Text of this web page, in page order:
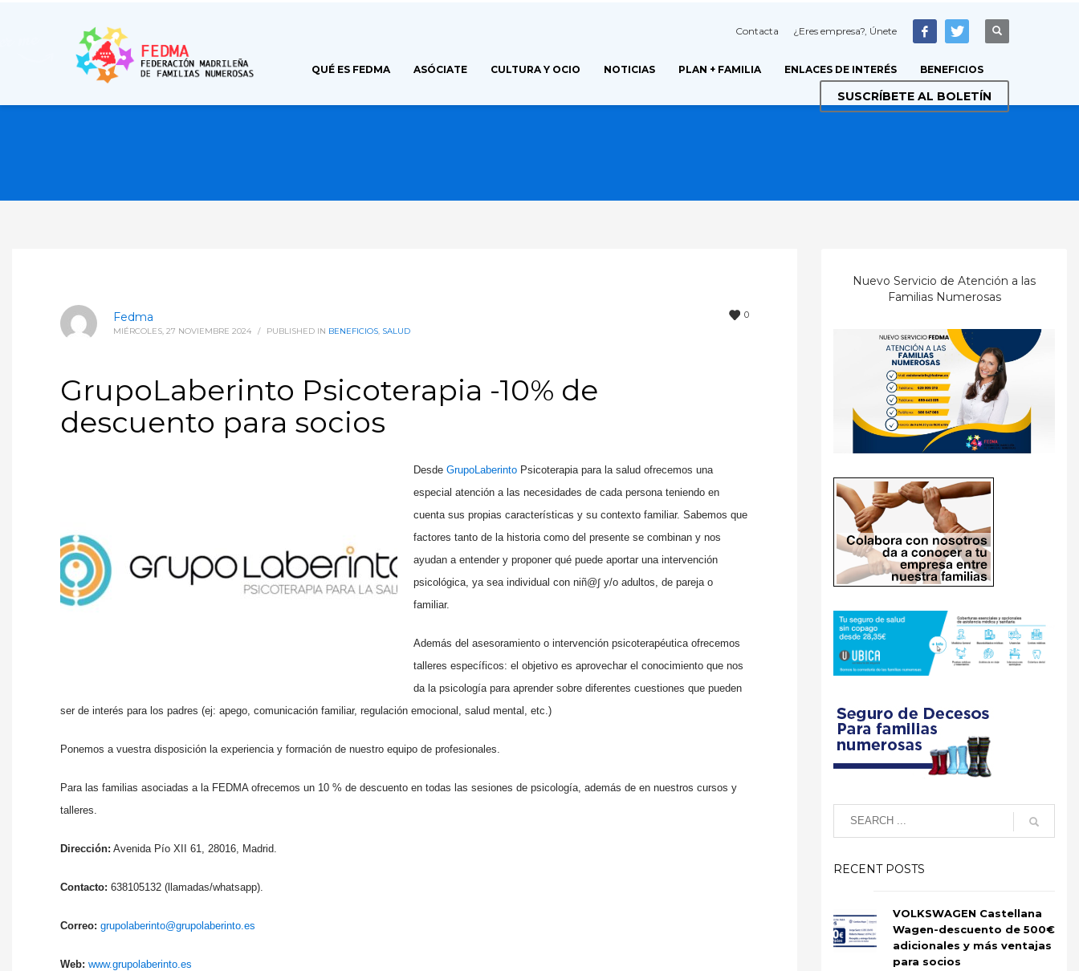
Contacta ¿Eres empresa?, Únete
QUÉ ES FEDMA ASÓCIATE CULTURA Y OCIO NOTICIAS PLAN + FAMILIA ENLACES DE INTERÉS BENEFICIOS
SUSCRÍBETE AL BOLETÍN
0
Fedma
MIÉRCOLES, 27 NOVIEMBRE 2024 / PUBLISHED IN BENEFICIOS, SALUD
GrupoLaberinto Psicoterapia -10% de
descuento para socios
Desde GrupoLaberinto Psicoterapia para la salud ofrecemos una
especial atención a las necesidades de cada persona teniendo en
cuenta sus propias características y su contexto familiar. Sabemos que
factores tanto de la historia como del presente se combinan y nos
ayudan a entender y proponer qué puede aportar una intervención
psicológica, ya sea individual con niñ@∫ y/o adultos, de pareja o
familiar.
Además del asesoramiento o intervención psicoterapéutica ofrecemos
talleres específicos: el objetivo es aprovechar el conocimiento que nos
da la psicología para aprender sobre diferentes cuestiones que pueden
ser de interés para los padres (ej: apego, comunicación familiar, regulación emocional, salud mental, etc.)
Ponemos a vuestra disposición la experiencia y formación de nuestro equipo de profesionales.
Para las familias asociadas a la FEDMA ofrecemos un 10 % de descuento en todas las sesiones de psicología, además de en nuestros cursos y
talleres.
Dirección: Avenida Pío XII 61, 28016, Madrid.
Contacto: 638105132 (llamadas/whatsapp).
Correo: grupolaberinto@grupolaberinto.es
Web: www.grupolaberinto.es
Nuevo Servicio de Atención a las
Familias Numerosas
RECENT POSTS
VOLKSWAGEN Castellana
Wagen-descuento de 500€
adicionales y más ventajas
para socios